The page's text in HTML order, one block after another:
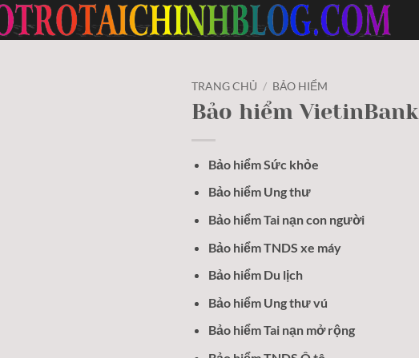
TRANG CHỦ / BẢO HIỂM
Bảo hiểm VietinBank
Bảo hiểm Sức khỏe
Bảo hiểm Ung thư
Bảo hiểm Tai nạn con người
Bảo hiểm TNDS xe máy
Bảo hiểm Du lịch
Bảo hiểm Ung thư vú
Bảo hiểm Tai nạn mở rộng